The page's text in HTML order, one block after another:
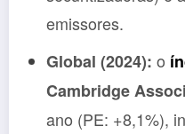
emissores.
Global (2024): o
Cambridge
ano (PE: +8,1%),